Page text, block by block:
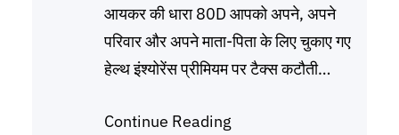
आयकर की धारा 80D आपको अपने, अपने
परिवार और अपने माता-पिता के लिए चुकाए गए
हेल्थ इंश्योरेंस प्रीमियम पर टैक्स कटौती
80C (जैसे LIC, PPF) के ₹1.5 लाख की
Continue Reading